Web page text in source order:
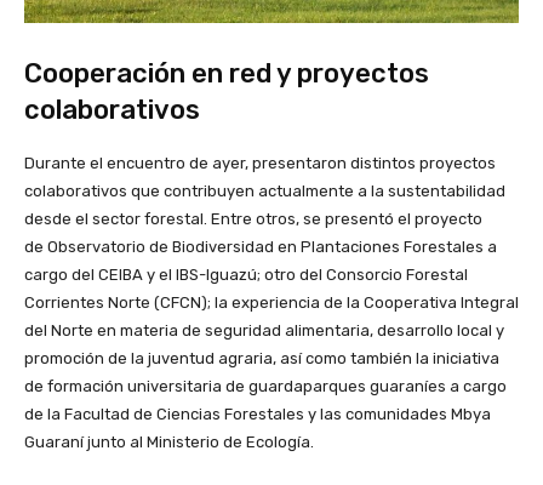
Cooperación en red y proyectos
colaborativos
Durante el encuentro de ayer, presentaron distintos proyectos
colaborativos que contribuyen actualmente a la sustentabilidad
desde el sector forestal. Entre otros, se presentó el proyecto
de Observatorio de Biodiversidad en Plantaciones Forestales a
cargo del CEIBA y el IBS-Iguazú; otro del Consorcio Forestal
Corrientes Norte (CFCN); la experiencia de la Cooperativa Integral
del Norte en materia de seguridad alimentaria, desarrollo local y
promoción de la juventud agraria, así como también la iniciativa
de formación universitaria de guardaparques guaraníes a cargo
de la Facultad de Ciencias Forestales y las comunidades Mbya
Guaraní junto al Ministerio de Ecología.